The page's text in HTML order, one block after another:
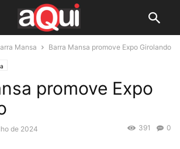
Mansa Barra Mansa promove Expo Girolando
promove Expo
de 2024 0
391